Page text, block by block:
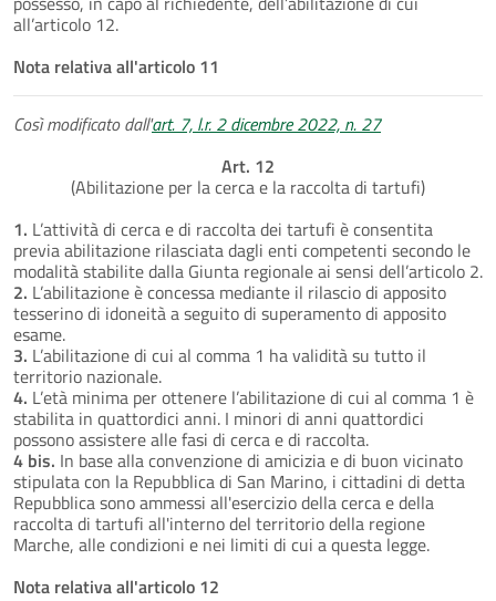
all’articolo 12.
Nota relativa all'articolo 11
Così modificato dall'art. 7, l.r. 2 dicembre 2022, n. 27
Art. 12
(Abilitazione per la cerca e la raccolta di tartufi)
1. L’attività di cerca e di raccolta dei tartufi è consentita
previa abilitazione rilasciata dagli enti competenti secondo le
modalità stabilite dalla Giunta regionale ai sensi dell’articolo 2.
2. L’abilitazione è concessa mediante il rilascio di apposito
tesserino di idoneità a seguito di superamento di apposito
esame.
3. L’abilitazione di cui al comma 1 ha validità su tutto il
territorio nazionale.
4. L’età minima per ottenere l’abilitazione di cui al comma 1 è
stabilita in quattordici anni. I minori di anni quattordici
possono assistere alle fasi di cerca e di raccolta.
4 bis. In base alla convenzione di amicizia e di buon vicinato
stipulata con la Repubblica di San Marino, i cittadini di detta
Repubblica sono ammessi all'esercizio della cerca e della
raccolta di tartufi all'interno del territorio della regione
Marche, alle condizioni e nei limiti di cui a questa legge.
Nota relativa all'articolo 12